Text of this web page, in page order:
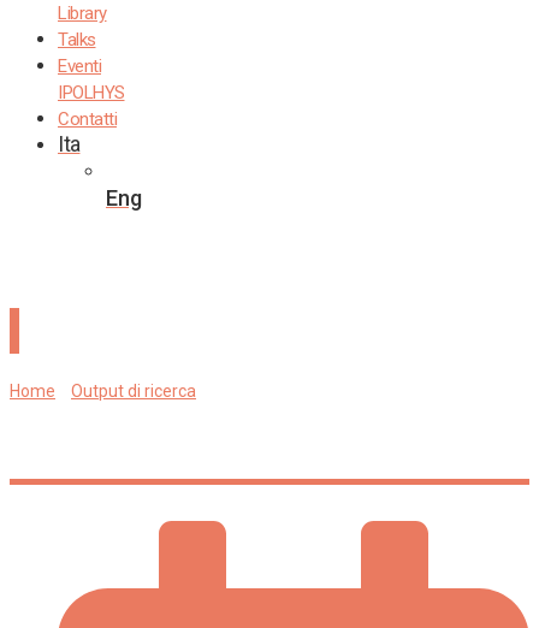
Library
Talks
Eventi
IPOLHYS
Contatti
Ita
Eng
Home Output di ricerca